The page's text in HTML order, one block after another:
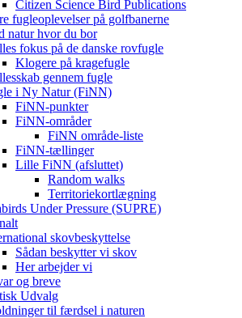
Citizen Science Bird Publications
fugleoplevelser på golfbanerne
natur hvor du bor
fokus på de danske rovfugle
Klogere på kragefugle
gennem fugle
i Ny Natur (FiNN)
FiNN-punkter
FiNN-områder
FiNN område-liste
FiNN-tællinger
Lille FiNN (afsluttet)
Random walks
Territoriekortlægning
Under Pressure (SUPRE)
skovbeskyttelse
Sådan beskytter vi skov
Her arbejder vi
og breve
Udvalg
til færdsel i naturen